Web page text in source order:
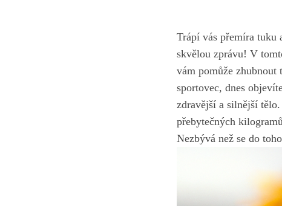
Trápí vás přemíra tuku
skvělou zprávu! V
vám pomůže zhubnout
sportovec, dnes
zdravější a silnější
přebytečných
Nezbývá než se ​do